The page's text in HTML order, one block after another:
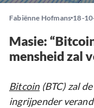
Fabiënne Hofmans 18-
Masie:
mensheid zal
Bitcoin(BTC) zal
ingrijpender